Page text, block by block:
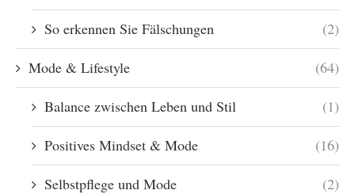
So erkennen Sie Fälschungen (2)
Mode & Lifestyle (64)
Balance zwischen Leben und Stil (1)
Positives Mindset & Mode (16)
Selbstpflege und Mode (2)